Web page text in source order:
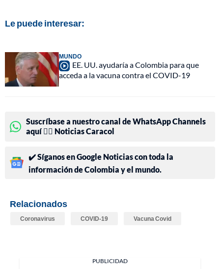
Le puede interesar:
MUNDO
EE. UU. ayudaría a Colombia para que
acceda a la vacuna contra el COVID-19
Suscríbase a nuestro canal de WhatsApp Channels
aquí 👉🏻 Noticias Caracol
✔️ Síganos en Google Noticias con toda la
información de Colombia y el mundo.
Relacionados
Coronavirus COVID-19 Vacuna Covid
PUBLICIDAD